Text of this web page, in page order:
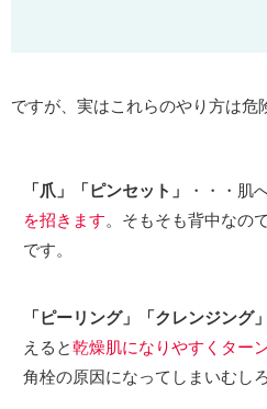
ですが、実はこれらのやり方は危
「爪」「ピンセット」 ・・・肌
を招きます。そもそも背中なの
です。
「ピーリング」「クレンジング」
えると乾燥肌になりやすくター
角栓の原因になってしまいむし